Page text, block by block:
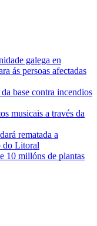
galega en
ás persoas afectadas
base contra incendios
musicais a través da
rematada a
do Litoral
10 millóns de plantas